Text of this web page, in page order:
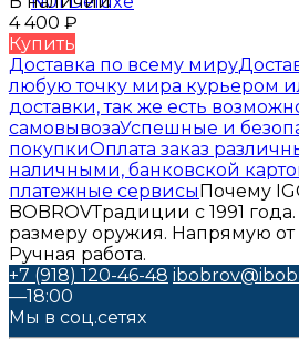
4 400 ₽
Купить
Доставка по всему миру
любую точку мира курьером
доставки, так же есть
самовывозаУспешные и
покупкиОплата заказ
наличными, банковской
платежные сервисыПочему
BOBROVТрадиции с 1991
размеру оружия. Напрямую от
Ручная работа.
+7 (918) 120-46-48
—18:00
Мы в соц.сетях